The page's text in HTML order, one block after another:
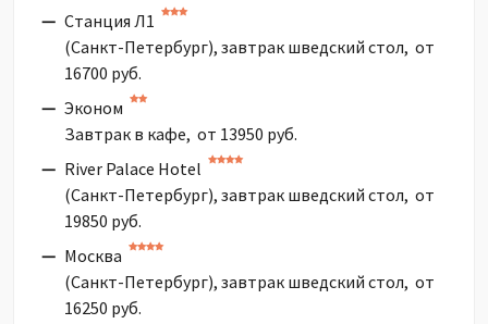
Станция Л1
(Санкт-Петербург), завтрак шведский стол, от
16700 руб.
Эконом
Завтрак в кафе, от 13950 руб.
River Palace Hotel
(Санкт-Петербург), завтрак шведский стол, от
19850 руб.
Москва
(Санкт-Петербург), завтрак шведский стол, от
16250 руб.